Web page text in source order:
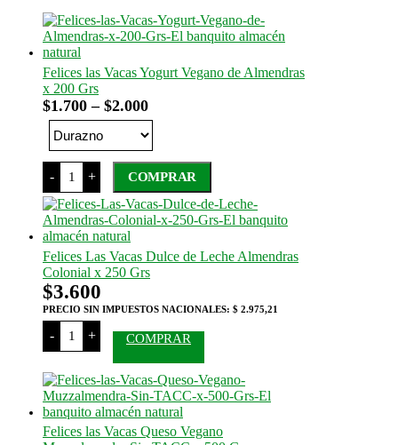
Felices las Vacas Yogurt Vegano de Almendras
x 200 Grs
$1.700 – $2.000Rango
de
desde
$1.700
hasta
$2.000
-
Felices
las
Vacas
Yogurt
Vegano
de
Almendras
x
200
Grs
cantidad
+
COMPRAR
Este
producto
tiene
variantes.
Las
opciones
se
pueden
elegir
en
página
del
producto
Felices Las Vacas Dulce de Leche Almendras
Colonial x 250 Grs
$3.600
PRECIO SIN IMPUESTOS NACIONALES: $ 2.975,21
-
Felices
Las
Vacas
de
Leche
Almendras
Colonial
x
+ COMPRAR
Felices las Vacas Queso Vegano